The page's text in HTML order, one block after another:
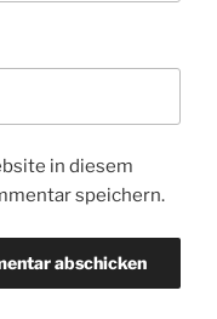
in diesem
speichern.